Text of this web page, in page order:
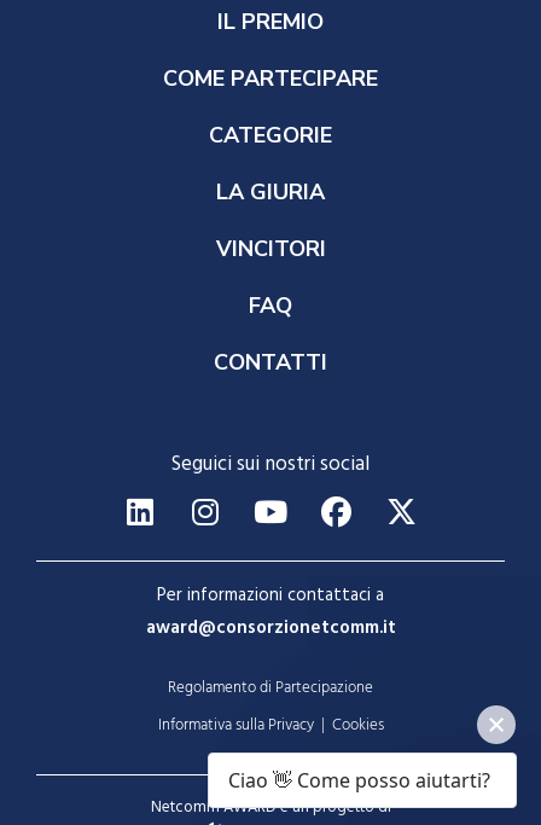
IL PREMIO
COME PARTECIPARE
CATEGORIE
LA GIURIA
VINCITORI
FAQ
CONTATTI
Seguici sui nostri social
Per informazioni contattaci a
award@consorzionetcomm.it
Regolamento di Partecipazione
Informativa sulla Privacy| Cookies
Netcomm AWARD è un progetto di
Ciao 👋 Come posso aiutarti?